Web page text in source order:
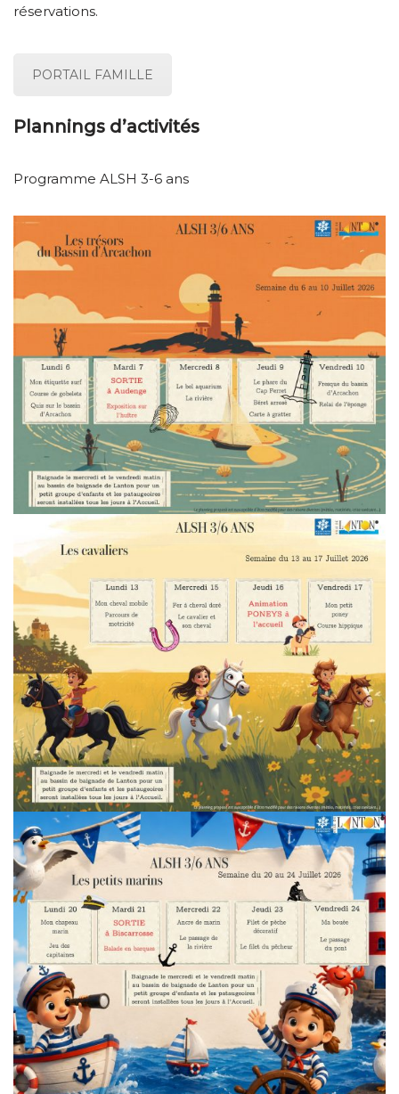
réservations.
PORTAIL FAMILLE
Plannings d’activités
Programme ALSH 3-6 ans